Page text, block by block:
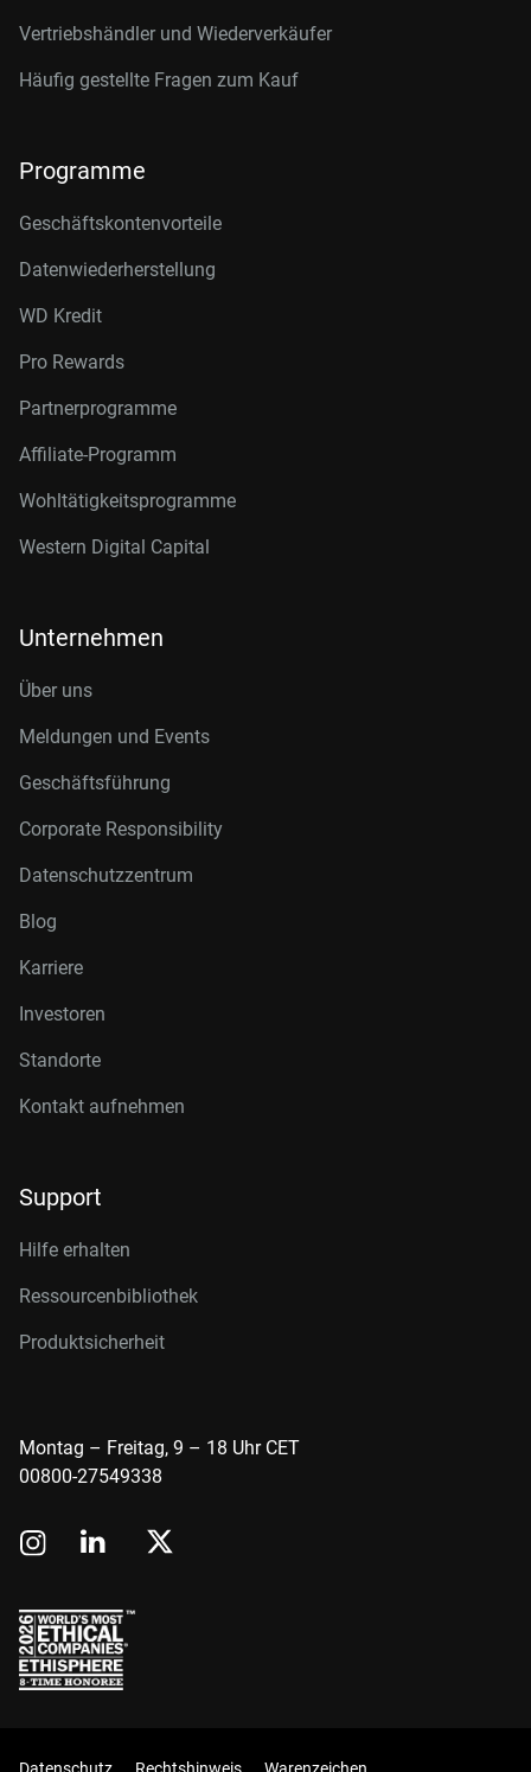
Vertriebshändler und Wiederverkäufer
Häufig gestellte Fragen zum Kauf
Programme
Geschäftskontenvorteile
Datenwiederherstellung
WD Kredit
Pro Rewards
Partnerprogramme
Affiliate-Programm
Wohltätigkeitsprogramme
Western Digital Capital
Unternehmen
Über uns
Meldungen und Events
Geschäftsführung
Corporate Responsibility
Datenschutzzentrum
Blog
Karriere
Investoren
Standorte
Kontakt aufnehmen
Support
Hilfe erhalten
Ressourcenbibliothek
Produktsicherheit
Montag – Freitag, 9 – 18 Uhr CET
00800-27549338